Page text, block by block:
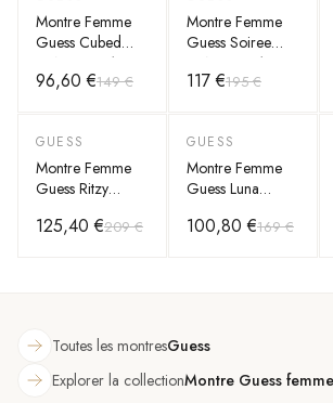
Montre Femme
Guess Cubed
GW0606L1
cadran
argenté
96,60 €149 €
Montre Femme
Guess Soiree
GW0402L1
boîtier serti de
acier argenté
117 €195 €
-40 %
GUESS
Montre Femme
Guess Ritzy
argentée bracelet
125,40 €209 €
-40 %
GUESS
Montre Femme
Guess Luna
cadran argenté
100,80 €169 €
Toutes les montresGuess
Explorer la collectionMontre Guess femme